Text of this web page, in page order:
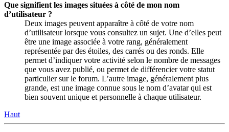
Que signifient les images situées à côté de mon nom
d’utilisateur ?
Deux images peuvent apparaître à côté de votre nom
d’utilisateur lorsque vous consultez un sujet. Une d’elles peut
être une image associée à votre rang, généralement
représentée par des étoiles, des carrés ou des ronds. Elle
permet d’indiquer votre activité selon le nombre de messages
que vous avez publié, ou permet de différencier votre statut
particulier sur le forum. L’autre image, généralement plus
grande, est une image connue sous le nom d’avatar qui est
bien souvent unique et personnelle à chaque utilisateur.
Haut